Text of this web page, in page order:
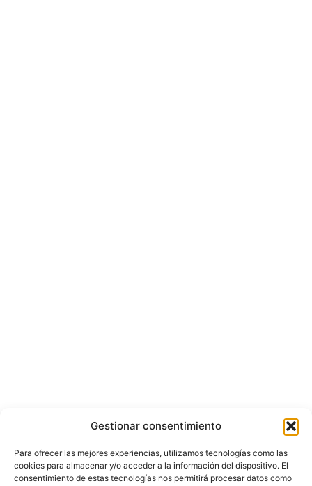
Gestionar consentimiento
Para ofrecer las mejores experiencias, utilizamos tecnologías como las
cookies para almacenar y/o acceder a la información del dispositivo. El
consentimiento de estas tecnologías nos permitirá procesar datos como